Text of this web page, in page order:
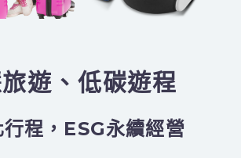
遊、低碳遊程
程，ESG永續經營